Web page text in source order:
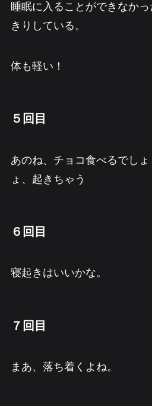
睡眠に入ることができなか
きりしている。
体も軽い！
５回目
あのね、チョコ食べるでし
ょ、起きちゃう
６回目
寝起きはいいかな。
７回目
まあ、落ち着くよね。